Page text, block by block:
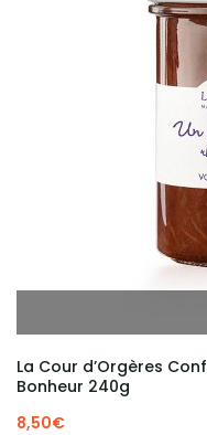
La Cour d’Orgères
Bonheur 240g
8,50€